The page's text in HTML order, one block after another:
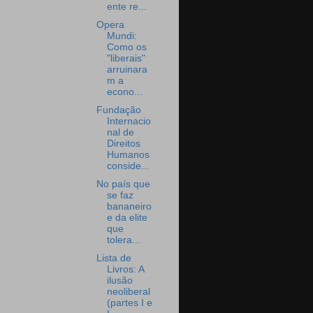
ente re...
Opera
Mundi:
Como os
"liberais"
arruinara
m a
econo...
Fundação
Internacio
nal de
Direitos
Humanos
conside...
No país que
se faz
bananeiro
e da elite
que
tolera...
Lista de
Livros: A
ilusão
neoliberal
(partes I e